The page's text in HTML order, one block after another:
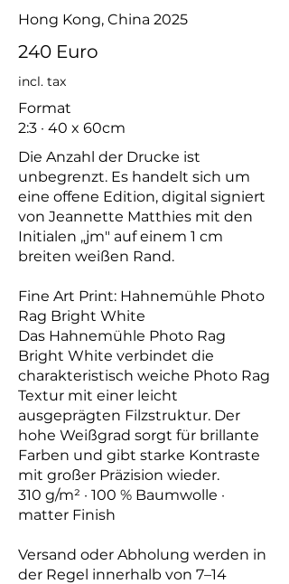
Hong Kong, China 2025
240 Euro
incl. tax
Format
2:3 · 40 x 60cm
Die Anzahl der Drucke ist
unbegrenzt. Es handelt sich um
eine offene Edition, digital signiert
von Jeannette Matthies mit den
Initialen „jm" auf einem 1 cm
breiten weißen Rand.
Fine Art Print: Hahnemühle Photo
Rag Bright White
Das Hahnemühle Photo Rag
Bright White verbindet die
charakteristisch weiche Photo Rag
Textur mit einer leicht
ausgeprägten Filzstruktur. Der
hohe Weißgrad sorgt für brillante
Farben und gibt starke Kontraste
mit großer Präzision wieder.
310 g/m² · 100 % Baumwolle ·
matter Finish
Versand oder Abholung werden in
der Regel innerhalb von 7–14